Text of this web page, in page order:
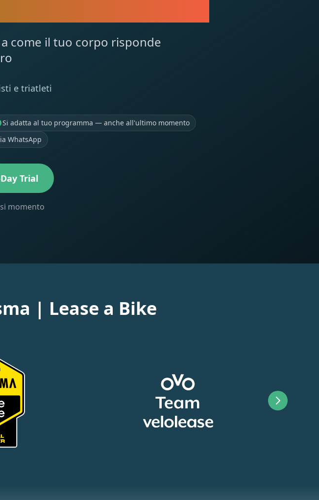
come il tuo corpo risponde
e triatleti
Si adatta al tuo programma — anche all'ultimo momento
WhatsApp
Trial
momento
| Lease a Bike